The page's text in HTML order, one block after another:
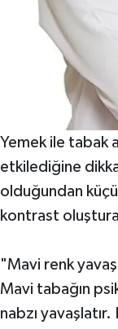
Yemek ile tabak
etkilediğine
olduğundan
kontrast
"Mavi renk
Mavi tabağın
nabzı yavaşlatır.